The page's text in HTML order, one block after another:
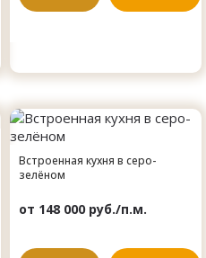
Встроенная кухня в серо-
зелёном
от 148 000 руб./п.м.